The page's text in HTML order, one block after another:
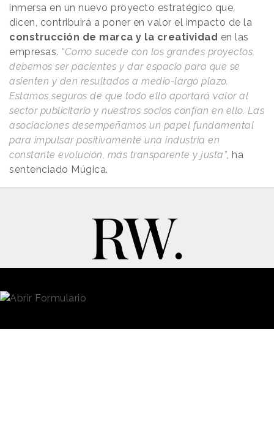
inmersa en un nuevo proyecto estratégico que,
dicen, contribuirá a poner en valor el impacto de la
construcción de marca y la creatividad en las
empresas. “Como sucede con los grandes proyectos,
debemos ser pacientes y dar espacio para que se
asienten y den resultados a medio-largo plazo.
Estamos seguros de que todo ello aportará valor al
sector publicitario y nuestros socios confían en ello. Las
asociaciones desempeñamos un papel fundamental
para impulsar positivamente una industria en
constante evolución, más transparente y justa”, ha
sentenciado Múgica.
Contacto